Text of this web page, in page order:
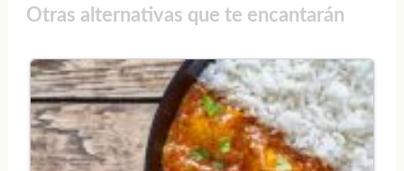
Otras alternativas que te encantarán